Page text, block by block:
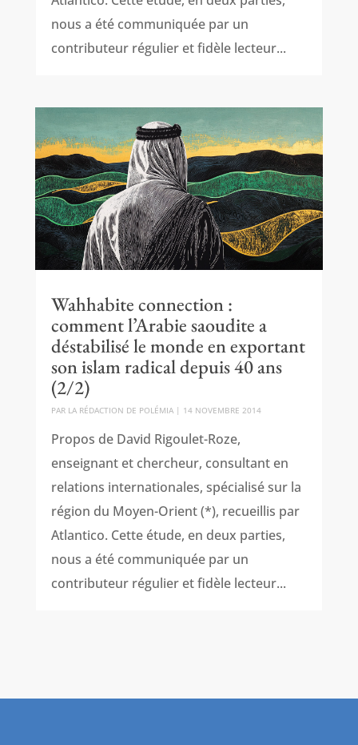
nous a été communiquée par un
contributeur régulier et fidèle lecteur...
Wahhabite connection :
comment l’Arabie saoudite a
déstabilisé le monde en exportant
son islam radical depuis 40 ans
(2/2)
PAR LA RÉDACTION DE POLÉMIA| 14 NOVEMBRE 2014
Propos de David Rigoulet-Roze,
enseignant et chercheur, consultant en
relations internationales, spécialisé sur la
région du Moyen-Orient (*), recueillis par
Atlantico. Cette étude, en deux parties,
nous a été communiquée par un
contributeur régulier et fidèle lecteur...